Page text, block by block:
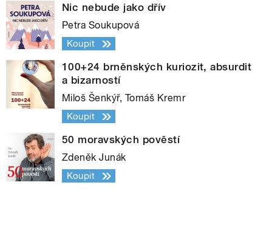
Nic nebude jako dřív
Petra Soukupová
Koupit
100+24 brněnských kuriozit, absurdit
a bizarností
Miloš Šenkýř, Tomáš Kremr
Koupit
50 moravských pověstí
Zdeněk Junák
Koupit